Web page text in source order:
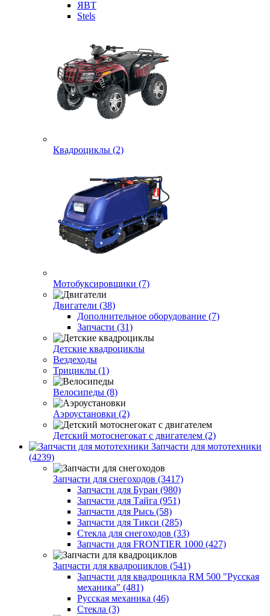
ЯВТ
Stels
Квадроциклы (2)
Мотобуксировщики (7)
Двигатели (38)
Дополнительное оборудование (7)
Запчасти (31)
Детские квадроциклы
Вездеходы
Трициклы (1)
Велосипеды (8)
Аэроустановки (2)
Детский мотоснегокат с двигателем (2)
Запчасти для мототехники
(4239)
Запчасти для снегоходов (3417)
Запчасти для Буран (980)
Запчасти для Тайга (951)
Запчасти для Рысь (58)
Запчасти для Тикси (285)
Стекла для снегоходов (33)
Запчасти для FRONTIER 1000 (427)
Запчасти для квадроциклов (541)
Запчасти для квадроцикла RM 500 "Русская
механика" (481)
Русская механика (46)
Стекла (3)